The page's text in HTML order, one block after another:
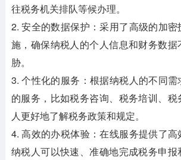
往税务机关排队等候办理。
2. 安全的数据保护：采用了高级的加
施，确保纳税人的个人信息和财务数
胁。
3. 个性化的服务：根据纳税人的不同
的服务，比如税务咨询、税务培训、
人更好地了解税务政策和规定。
4. 高效的办税体验：在线服务提供了
纳税人可以快速、准确地完成税务申报